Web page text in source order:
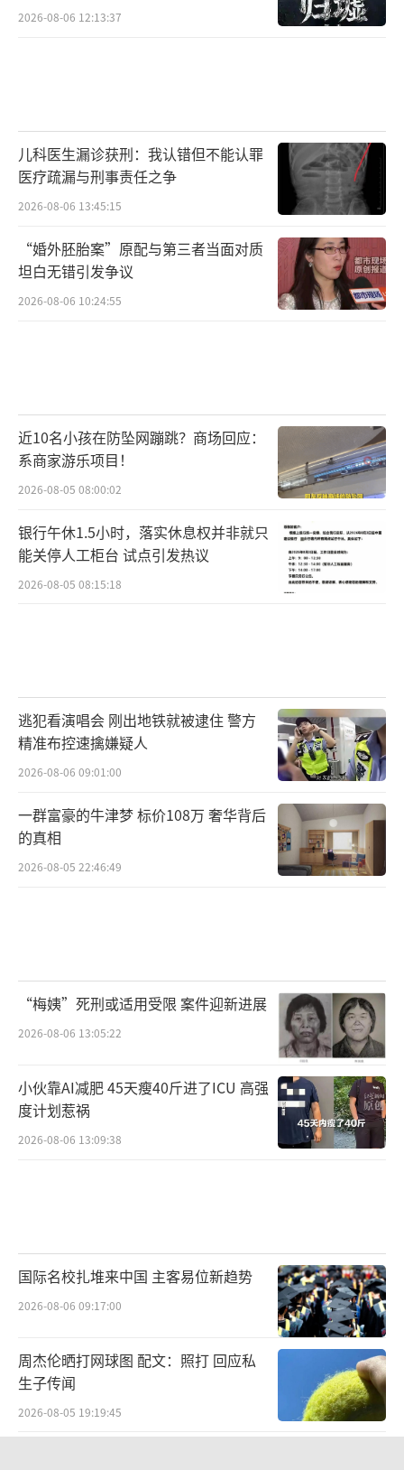
2026-08-06 12:13:37
儿科医生漏诊获刑：我认错但不能认罪
医疗疏漏与刑事责任之争
2026-08-06 13:45:15
“婚外胚胎案”原配与第三者当面对质
坦白无错引发争议
2026-08-06 10:24:55
近10名小孩在防坠网蹦跳？商场回应：
系商家游乐项目！
2026-08-05 08:00:02
银行午休1.5小时，落实休息权并非就只
能关停人工柜台 试点引发热议
2026-08-05 08:15:18
逃犯看演唱会 刚出地铁就被逮住 警方
精准布控速擒嫌疑人
2026-08-06 09:01:00
一群富豪的牛津梦 标价108万 奢华背后
的真相
2026-08-05 22:46:49
“梅姨”死刑或适用受限 案件迎新进展
2026-08-06 13:05:22
小伙靠AI减肥 45天瘦40斤进了ICU 高强
度计划惹祸
2026-08-06 13:09:38
国际名校扎堆来中国 主客易位新趋势
2026-08-06 09:17:00
周杰伦晒打网球图 配文：照打 回应私
生子传闻
2026-08-05 19:19:45